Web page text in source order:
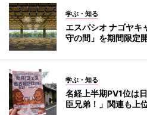
学ぶ・知る
エスパシオ ナゴヤキ
守の間」を期間限定
学ぶ・知る
名経上半期PV1位は
臣兄弟！」関連も上